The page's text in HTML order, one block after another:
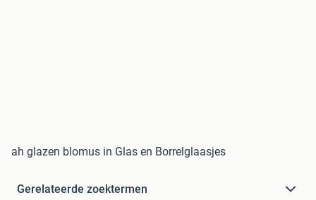
ah glazen blomus in Glas en Borrelglaasjes
Gerelateerde zoektermen